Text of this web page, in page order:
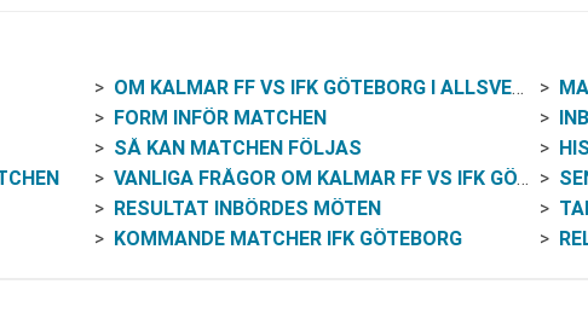
OM KALMAR FF VS IFK GÖTEBORG I ALLSVENSKAN
FORM INFÖR MATCHEN
SÅ KAN MATCHEN FÖLJAS
VANLIGA FRÅGOR OM KALMAR FF VS IFK GÖTEBORG
RESULTAT INBÖRDES MÖTEN
KOMMANDE MATCHER IFK GÖTEBORG